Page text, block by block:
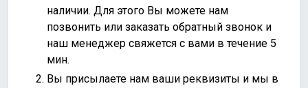
наличии. Для этого Вы можете нам
позвонить или заказать обратный звонок и
наш менеджер свяжется с вами в течение 5
мин.
Вы присылаете нам ваши реквизиты и мы в